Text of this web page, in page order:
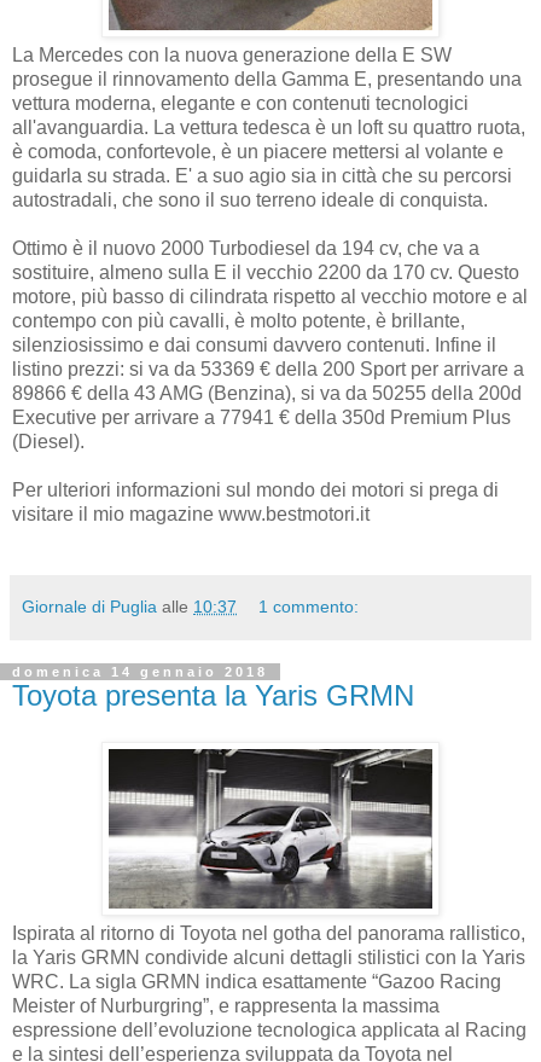
La Mercedes con la nuova generazione della E SW
prosegue il rinnovamento della Gamma E, presentando una
vettura moderna, elegante e con contenuti tecnologici
all'avanguardia. La vettura tedesca è un loft su quattro ruota,
è comoda, confortevole, è un piacere mettersi al volante e
guidarla su strada. E' a suo agio sia in città che su percorsi
autostradali, che sono il suo terreno ideale di conquista.
Ottimo è il nuovo 2000 Turbodiesel da 194 cv, che va a
sostituire, almeno sulla E il vecchio 2200 da 170 cv. Questo
motore, più basso di cilindrata rispetto al vecchio motore e al
contempo con più cavalli, è molto potente, è brillante,
silenziosissimo e dai consumi davvero contenuti. Infine il
listino prezzi: si va da 53369 € della 200 Sport per arrivare a
89866 € della 43 AMG (Benzina), si va da 50255 della 200d
Executive per arrivare a 77941 € della 350d Premium Plus
(Diesel).
Per ulteriori informazioni sul mondo dei motori si prega di
visitare il mio magazine www.bestmotori.it
Giornale di Puglia alle 10:37 1 commento:
domenica 14 gennaio 2018
Toyota presenta la Yaris GRMN
Ispirata al ritorno di Toyota nel gotha del panorama rallistico,
la Yaris GRMN condivide alcuni dettagli stilistici con la Yaris
WRC. La sigla GRMN indica esattamente “Gazoo Racing
Meister of Nurburgring”, e rappresenta la massima
espressione dell’evoluzione tecnologica applicata al Racing
e la sintesi dell’esperienza sviluppata da Toyota nel